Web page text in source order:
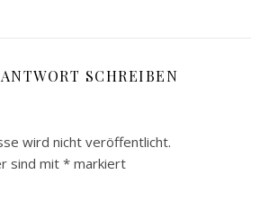
SCHREIBEN
wird nicht veröffentlicht.
sind mit * markiert